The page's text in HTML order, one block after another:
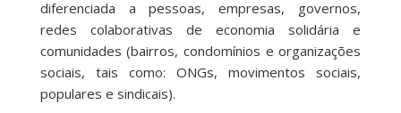
diferenciada a pessoas, empresas, governos,
redes colaborativas de economia solidária e
comunidades (bairros, condomínios e organizações
sociais, tais como: ONGs, movimentos sociais,
populares e sindicais).